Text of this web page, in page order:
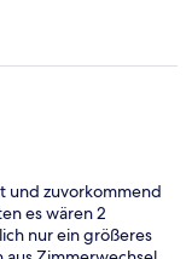
und zuvorkommend
es wären 2
nur ein größeres